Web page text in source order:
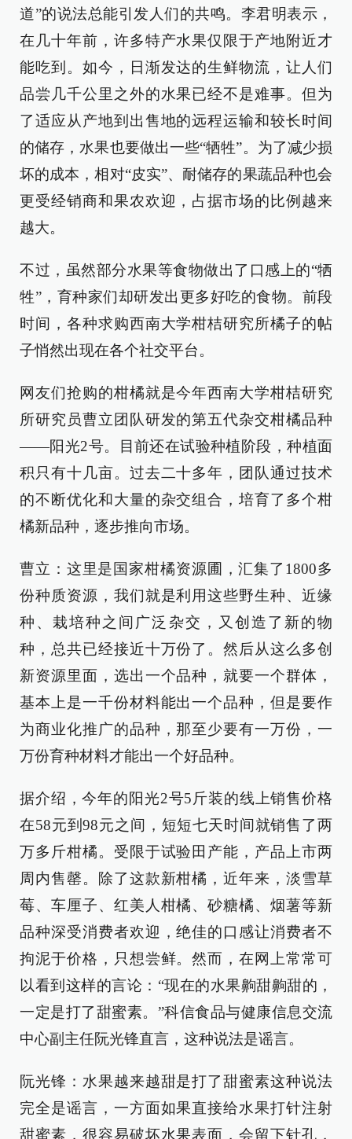
道”的说法总能引发人们的共鸣。李君明表示，
在几十年前，许多特产水果仅限于产地附近才
能吃到。如今，日渐发达的生鲜物流，让人们
品尝几千公里之外的水果已经不是难事。但为
了适应从产地到出售地的远程运输和较长时间
的储存，水果也要做出一些“牺牲”。为了减少损
坏的成本，相对“皮实”、耐储存的果蔬品种也会
更受经销商和果农欢迎，占据市场的比例越来
越大。
不过，虽然部分水果等食物做出了口感上的“牺
牲”，育种家们却研发出更多好吃的食物。前段
时间，各种求购西南大学柑桔研究所橘子的帖
子悄然出现在各个社交平台。
网友们抢购的柑橘就是今年西南大学柑桔研究
所研究员曹立团队研发的第五代杂交柑橘品种
——阳光2号。目前还在试验种植阶段，种植面
积只有十几亩。过去二十多年，团队通过技术
的不断优化和大量的杂交组合，培育了多个柑
橘新品种，逐步推向市场。
曹立：这里是国家柑橘资源圃，汇集了1800多
份种质资源，我们就是利用这些野生种、近缘
种、栽培种之间广泛杂交，又创造了新的物
种，总共已经接近十万份了。然后从这么多创
新资源里面，选出一个品种，就要一个群体，
基本上是一千份材料能出一个品种，但是要作
为商业化推广的品种，那至少要有一万份，一
万份育种材料才能出一个好品种。
据介绍，今年的阳光2号5斤装的线上销售价格
在58元到98元之间，短短七天时间就销售了两
万多斤柑橘。受限于试验田产能，产品上市两
周内售罄。除了这款新柑橘，近年来，淡雪草
莓、车厘子、红美人柑橘、砂糖橘、烟薯等新
品种深受消费者欢迎，绝佳的口感让消费者不
拘泥于价格，只想尝鲜。然而，在网上常常可
以看到这样的言论：“现在的水果齁甜齁甜的，
一定是打了甜蜜素。”科信食品与健康信息交流
中心副主任阮光锋直言，这种说法是谣言。
阮光锋：水果越来越甜是打了甜蜜素这种说法
完全是谣言，一方面如果直接给水果打针注射
甜蜜素，很容易破坏水果表面，会留下针孔，